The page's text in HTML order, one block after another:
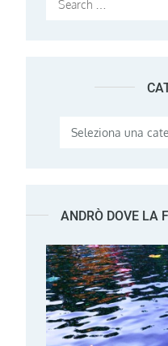
Categorie
ANDRÒ DOVE LA